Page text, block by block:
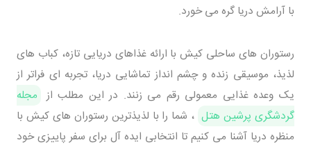
با آرامش دریا گره می خورد.
رستوران های ساحلی کیش با ارائه غذاهای دریایی تازه، کباب های
لذیذ، موسیقی زنده و چشم انداز تماشایی دریا، تجربه ای فراتر از
یک وعده غذایی معمولی رقم می زنند. در این مطلب از مجله
گردشگری پرشین هتل ، شما را با لذیذترین رستوران های کیش با
منظره دریا آشنا می کنیم تا انتخابی ایده آل برای سفر پاییزی خود